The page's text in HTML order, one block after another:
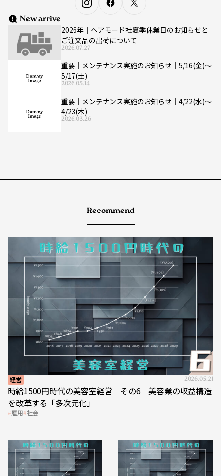
New arrive
2026年｜ヘアモード社夏季休業日のお知らせと
ご注文品の出荷について
2026.07.27
重要｜メンテナンス実施のお知らせ｜5/16(金)〜
5/17(土)
2026.05.14
重要｜メンテナンス実施のお知らせ｜4/22(水)〜
4/23(木)
2026.03.26
Recommend
経営 2026.05.21
時給1500円時代の美容室経営 その6｜美容業の収益構造
を改革する「多次元化」
雇用 社会